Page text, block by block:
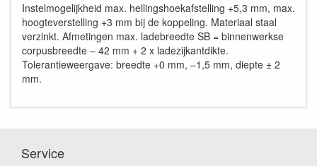
Instelmogelijkheid max. hellingshoekafstelling +5,3 mm, max.
hoogteverstelling +3 mm bij de koppeling. Materiaal staal
verzinkt. Afmetingen max. ladebreedte SB = binnenwerkse
corpusbreedte – 42 mm + 2 x ladezijkantdikte.
Tolerantieweergave: breedte +0 mm, –1,5 mm, diepte ± 2
mm.
Service